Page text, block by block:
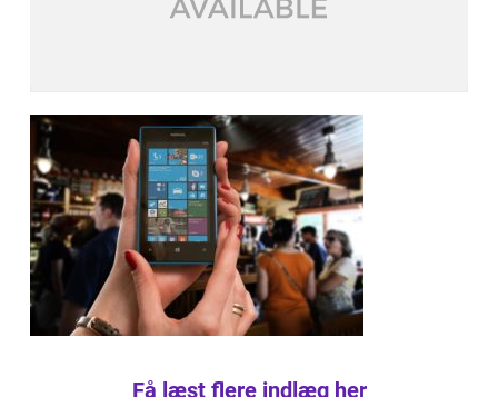
Få læst flere indlæg her